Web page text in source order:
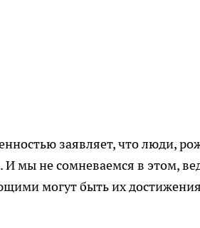
заявляет, что люди,
мы не сомневаемся в этом,
могут быть их